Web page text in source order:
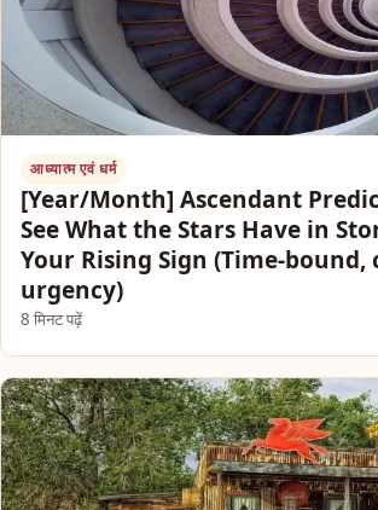
आध्यात्म एवं धर्म
[Year/Month] Ascendant
See What the Stars Have in
Your Rising Sign (Time-bound,
urgency)
8 मिनट पढ़ें